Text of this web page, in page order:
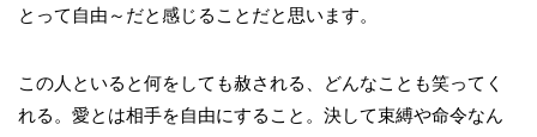
とって自由～だと感じることだと思います。
この人といると何をしても赦される、どんなことも笑ってく
れる。愛とは相手を自由にすること。決して束縛や命令なん